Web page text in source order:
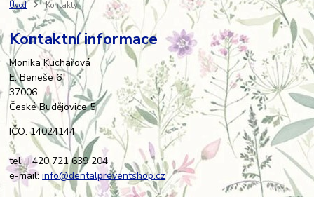
Úvod Kontakty
Kontaktní informace
Monika Kuchařová
E. Beneše 6
37006
České Budějovice 5
IČO: 14024144
tel: +420 721 639 204
e-mail:info@dentalpreventshop.cz